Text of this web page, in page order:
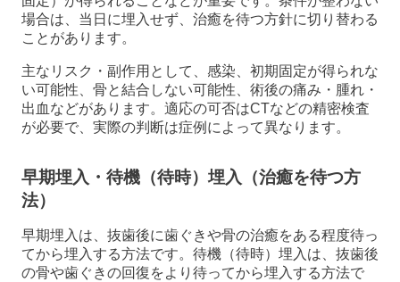
場合は、当日に埋入せず、治癒を待つ方針に切り替わる
ことがあります。
主なリスク・副作用として、感染、初期固定が得られな
い可能性、骨と結合しない可能性、術後の痛み・腫れ・
出血などがあります。適応の可否はCTなどの精密検査
が必要で、実際の判断は症例によって異なります。
早期埋入・待機（待時）埋入（治癒を待つ方
法）
早期埋入は、抜歯後に歯ぐきや骨の治癒をある程度待っ
てから埋入する方法です。待機（待時）埋入は、抜歯後
の骨や歯ぐきの回復をより待ってから埋入する方法で